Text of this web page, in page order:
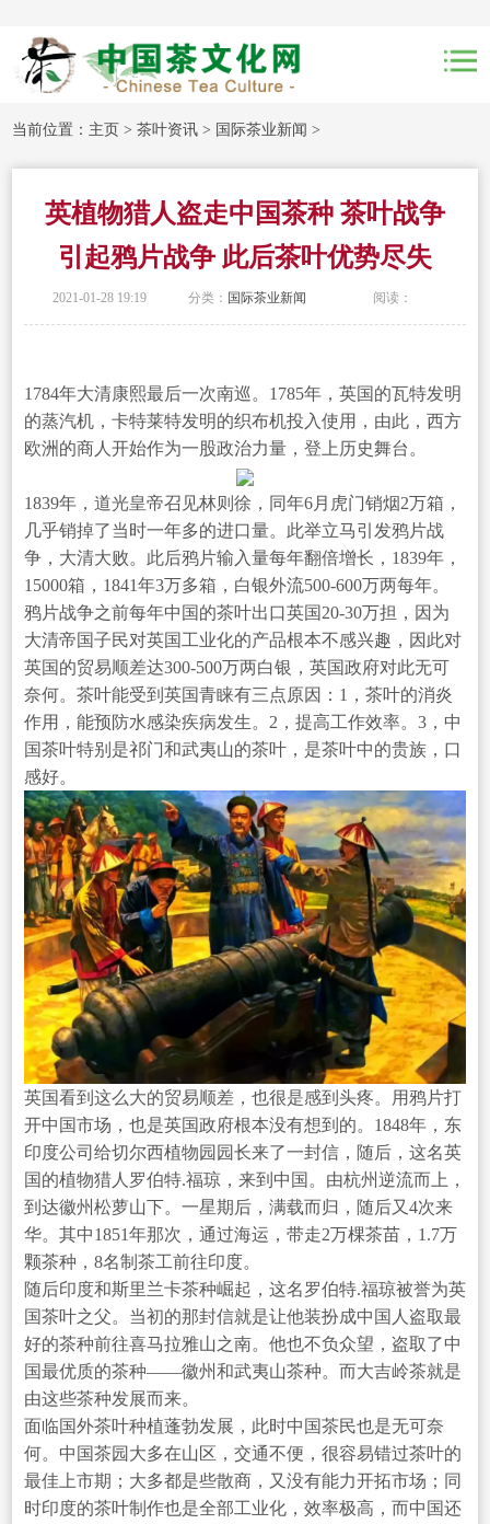
当前位置： 主页 >茶叶资讯 > 国际茶业新闻 >
英植物猎人盗走中国茶种 茶叶战争
引起鸦片战争 此后茶叶优势尽失
2021-01-28 19:19 分类： 国际茶业新闻 阅读：
1784年大清康熙最后一次南巡。1785年，英国的瓦特发明
的蒸汽机，卡特莱特发明的织布机投入使用，由此，西方
欧洲的商人开始作为一股政治力量，登上历史舞台。
1839年，道光皇帝召见林则徐，同年6月虎门销烟2万箱，
几乎销掉了当时一年多的进口量。此举立马引发鸦片战
争，大清大败。此后鸦片输入量每年翻倍增长，1839年，
15000箱，1841年3万多箱，白银外流500-600万两每年。
鸦片战争之前每年中国的茶叶出口英国20-30万担，因为
大清帝国子民对英国工业化的产品根本不感兴趣，因此对
英国的贸易顺差达300-500万两白银，英国政府对此无可
奈何。茶叶能受到英国青睐有三点原因：1，茶叶的消炎
作用，能预防水感染疾病发生。2，提高工作效率。3，中
国茶叶特别是祁门和武夷山的茶叶，是茶叶中的贵族，口
感好。
英国看到这么大的贸易顺差，也很是感到头疼。用鸦片打
开中国市场，也是英国政府根本没有想到的。1848年，东
印度公司给切尔西植物园园长来了一封信，随后，这名英
国的植物猎人罗伯特.福琼，来到中国。由杭州逆流而上，
到达徽州松萝山下。一星期后，满载而归，随后又4次来
华。其中1851年那次，通过海运，带走2万棵茶苗，1.7万
颗茶种，8名制茶工前往印度。
随后印度和斯里兰卡茶种崛起，这名罗伯特.福琼被誉为英
国茶叶之父。当初的那封信就是让他装扮成中国人盗取最
好的茶种前往喜马拉雅山之南。他也不负众望，盗取了中
国最优质的茶种——徽州和武夷山茶种。而大吉岭茶就是
由这些茶种发展而来。
面临国外茶叶种植蓬勃发展，此时中国茶民也是无可奈
何。中国茶园大多在山区，交通不便，很容易错过茶叶的
最佳上市期；大多都是些散商，又没有能力开拓市场；同
时印度的茶叶制作也是全部工业化，效率极高，而中国还